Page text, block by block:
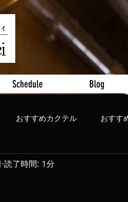
Schedule Blog
おすすめカクテル おすす
おすすめビール
読了時間: 1分